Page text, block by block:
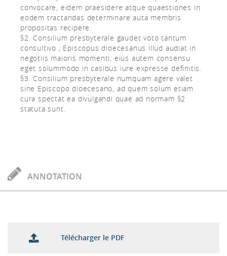
convocare, eidem praesidere atque quaestiones in
eodem tractandas determinare auta membris
propositas recipere.
§2. Consilium presbyterale gaudet voto tantum
consultivo ; Episcopus dioecesanus illud audiat in
negotiis maioris momenti, eius autem consensu
eget solummodo in casibus iure expresse definitis.
§3. Consilium presbyterale numquam agere valet
sine Episcopo dioecesano, ad quem solum etiam
cura spectat ea divulgandi quae ad normam §2
statuta sunt.
ANNOTATION
Télécharger le PDF